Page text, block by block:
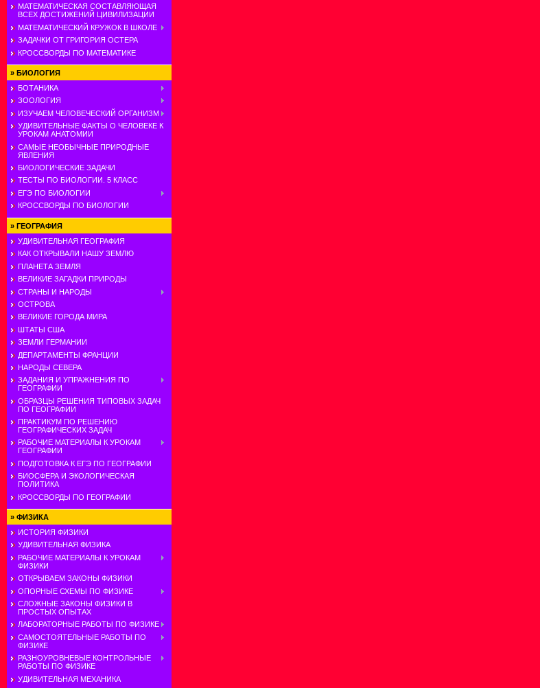
МАТЕМАТИЧЕСКАЯ СОСТАВЛЯЮЩАЯ
ВСЕХ ДОСТИЖЕНИЙ ЦИВИЛИЗАЦИИ
МАТЕМАТИЧЕСКИЙ КРУЖОК В ШКОЛЕ
ЗАДАЧКИ ОТ ГРИГОРИЯ ОСТЕРА
КРОССВОРДЫ ПО МАТЕМАТИКЕ
» БИОЛОГИЯ
БОТАНИКА
ЗООЛОГИЯ
ИЗУЧАЕМ ЧЕЛОВЕЧЕСКИЙ ОРГАНИЗМ
УДИВИТЕЛЬНЫЕ ФАКТЫ О ЧЕЛОВЕКЕ К
УРОКАМ АНАТОМИИ
САМЫЕ НЕОБЫЧНЫЕ ПРИРОДНЫЕ
ЯВЛЕНИЯ
БИОЛОГИЧЕСКИЕ ЗАДАЧИ
ТЕСТЫ ПО БИОЛОГИИ. 5 КЛАСС
ЕГЭ ПО БИОЛОГИИ
КРОССВОРДЫ ПО БИОЛОГИИ
» ГЕОГРАФИЯ
УДИВИТЕЛЬНАЯ ГЕОГРАФИЯ
КАК ОТКРЫВАЛИ НАШУ ЗЕМЛЮ
ПЛАНЕТА ЗЕМЛЯ
ВЕЛИКИЕ ЗАГАДКИ ПРИРОДЫ
СТРАНЫ И НАРОДЫ
ОСТРОВА
ВЕЛИКИЕ ГОРОДА МИРА
ШТАТЫ США
ЗЕМЛИ ГЕРМАНИИ
ДЕПАРТАМЕНТЫ ФРАНЦИИ
НАРОДЫ СЕВЕРА
ЗАДАНИЯ И УПРАЖНЕНИЯ ПО
ГЕОГРАФИИ
ОБРАЗЦЫ РЕШЕНИЯ ТИПОВЫХ ЗАДАЧ
ПО ГЕОГРАФИИ
ПРАКТИКУМ ПО РЕШЕНИЮ
ГЕОГРАФИЧЕСКИХ ЗАДАЧ
РАБОЧИЕ МАТЕРИАЛЫ К УРОКАМ
ГЕОГРАФИИ
ПОДГОТОВКА К ЕГЭ ПО ГЕОГРАФИИ
БИОСФЕРА И ЭКОЛОГИЧЕСКАЯ
ПОЛИТИКА
КРОССВОРДЫ ПО ГЕОГРАФИИ
» ФИЗИКА
ИСТОРИЯ ФИЗИКИ
УДИВИТЕЛЬНАЯ ФИЗИКА
РАБОЧИЕ МАТЕРИАЛЫ К УРОКАМ
ФИЗИКИ
ОТКРЫВАЕМ ЗАКОНЫ ФИЗИКИ
ОПОРНЫЕ СХЕМЫ ПО ФИЗИКЕ
СЛОЖНЫЕ ЗАКОНЫ ФИЗИКИ В
ПРОСТЫХ ОПЫТАХ
ЛАБОРАТОРНЫЕ РАБОТЫ ПО ФИЗИКЕ
САМОСТОЯТЕЛЬНЫЕ РАБОТЫ ПО
ФИЗИКЕ
РАЗНОУРОВНЕВЫЕ КОНТРОЛЬНЫЕ
РАБОТЫ ПО ФИЗИКЕ
УДИВИТЕЛЬНАЯ МЕХАНИКА